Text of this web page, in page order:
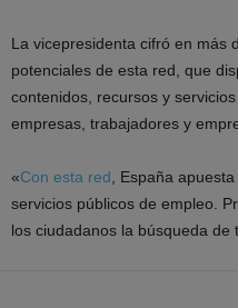
La vicepresidenta cifró en más
potenciales de esta red, que
contenidos, recursos y
empresas, trabajadores y
«Con esta red , España
servicios públicos de empleo.
los ciudadanos la búsqueda de